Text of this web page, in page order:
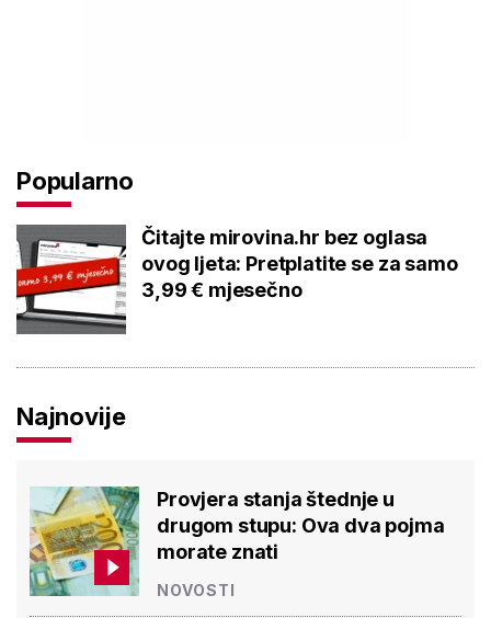
Popularno
Čitajte mirovina.hr bez oglasa
ovog ljeta: Pretplatite se za samo
3,99 € mjesečno
Najnovije
Provjera stanja štednje u
drugom stupu: Ova dva pojma
morate znati
NOVOSTI